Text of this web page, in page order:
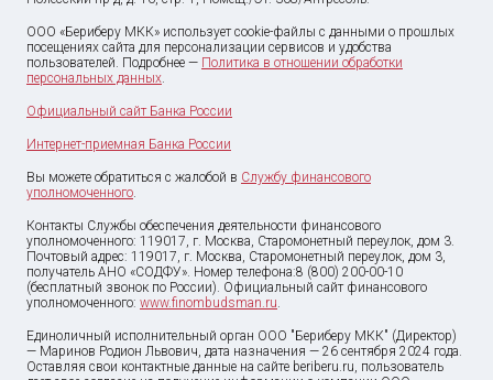
ООО «Бериберу МКК» использует cookie-файлы с данными о прошлых
посещениях сайта для персонализации сервисов и удобства
пользователей. Подробнее — Политика в отношении обработки
персональных данных.
Официальный сайт Банка России
Интернет-приемная Банка России
Вы можете обратиться с жалобой в Службу финансового
уполномоченного.
Контакты Службы обеспечения деятельности финансового
уполномоченного: 119017, г. Москва, Старомонетный переулок, дом 3.
Почтовый адрес: 119017, г. Москва, Старомонетный переулок, дом 3,
получатель АНО «СОДФУ». Номер телефона:8 (800) 200-00-10
(бесплатный звонок по России). Официальный сайт финансового
уполномоченного: www.finombudsman.ru.
Единоличный исполнительный орган ООО "Бериберу МКК" (Директор)
— Маринов Родион Львович, дата назначения — 26 сентября 2024 года.
Оставляя свои контактные данные на сайте beriberu.ru, пользователь